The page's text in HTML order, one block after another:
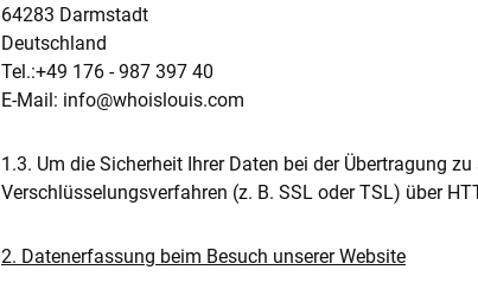
64283 Darmstadt
Deutschland
Tel.:+49 176 - 987 397 40
E-Mail: info@whoislouis.com
1.3. Um die Sicherheit Ihrer Daten bei der Übertragung
Verschlüsselungsverfahren (z. B. SSL oder TSL) über
2. Datenerfassung beim Besuch unserer Website